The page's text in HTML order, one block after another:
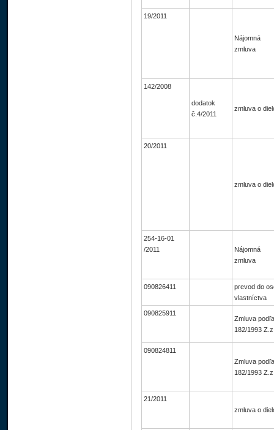
19/2011
Nájomná
zmluva
142/2008
dodatok
č.4/2011
zmluva o
20/2011
zmluva o
254-16-01
/2011
Nájomná
zmluva
090826411
prevod do
vlastníctva
090825911
Zmluva podľa
182/1993
090824811
Zmluva podľa
182/1993
21/2011
zmluva o